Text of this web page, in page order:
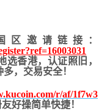
区邀请链接：
选香港，认证照旧，
，交易安全！
r/af/1f7w3
好操简单快捷！